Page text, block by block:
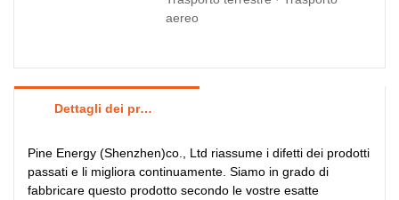
aereo
Dettagli dei prodotti
Pine Energy (Shenzhen)co., Ltd riassume i difetti dei prodotti
passati e li migliora continuamente. Siamo in grado di
fabbricare questo prodotto secondo le vostre esatte